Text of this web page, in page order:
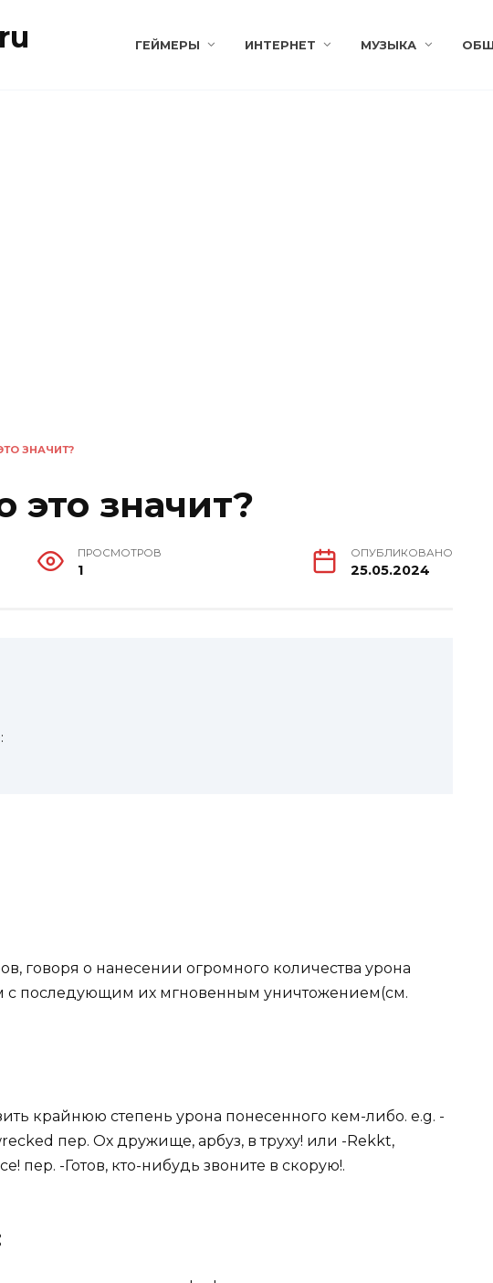
ГЕЙМЕРЫ ИНТЕРНЕТ МУЗЫКА
ЗНАЧИТ?
это значит?
ПРОСМОТРОВ
1
ОПУБЛИКОВАНО
25.05.2024
говоря о нанесении огромного количества урона
с последующим их мгновенным уничтожением(см.
крайнюю степень урона понесенного кем-либо. e.g. -
пер. Ох дружище, арбуз, в труху! или -Rekkt,
пер. -Готов, кто-нибудь звоните в скорую!.